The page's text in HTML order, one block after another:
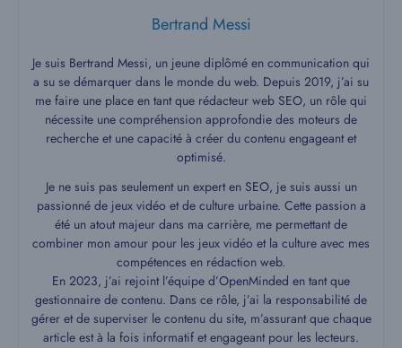
Bertrand Messi
Je suis Bertrand Messi, un jeune diplômé en communication qui
a su se démarquer dans le monde du web. Depuis 2019, j’ai su
me faire une place en tant que rédacteur web SEO, un rôle qui
nécessite une compréhension approfondie des moteurs de
recherche et une capacité à créer du contenu engageant et
optimisé.
Je ne suis pas seulement un expert en SEO, je suis aussi un
passionné de jeux vidéo et de culture urbaine. Cette passion a
été un atout majeur dans ma carrière, me permettant de
combiner mon amour pour les jeux vidéo et la culture avec mes
compétences en rédaction web.
En 2023, j’ai rejoint l’équipe d’OpenMinded en tant que
gestionnaire de contenu. Dans ce rôle, j’ai la responsabilité de
gérer et de superviser le contenu du site, m’assurant que chaque
article est à la fois informatif et engageant pour les lecteurs.